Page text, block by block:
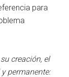
para
creación, el
permanente: